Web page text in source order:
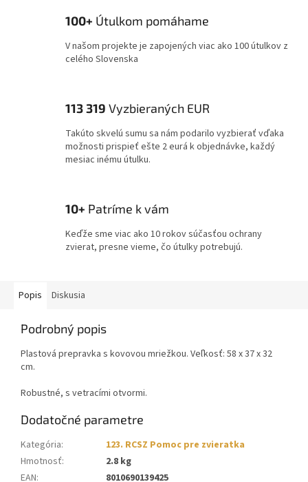
100+ Útulkom pomáhame
V našom projekte je zapojených viac ako 100 útulkov z
celého Slovenska
113 319 Vyzbieraných EUR
Takúto skvelú sumu sa nám podarilo vyzbierať vďaka
možnosti prispieť ešte 2 eurá k objednávke, každý
mesiac inému útulku.
10+ Patríme k vám
Keďže sme viac ako 10 rokov súčasťou ochrany
zvierat, presne vieme, čo útulky potrebujú.
Popis Diskusia
Podrobný popis
Plastová prepravka s kovovou mriežkou. Veľkosť: 58 x 37 x 32
cm.
Robustné, s vetracími otvormi.
Dodatočné parametre
Kategória:
123. RCSZ Pomoc pre zvieratka
Hmotnosť:
2.8 kg
EAN:
8010690139425